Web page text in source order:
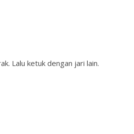
Lalu ketuk dengan jari lain.